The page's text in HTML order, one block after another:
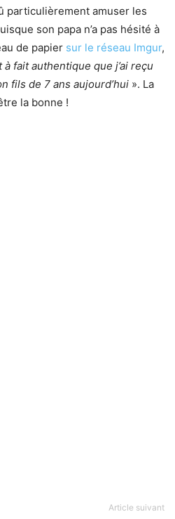
particulièrement amuser les
son papa n’a pas hésité à
de papier sur le réseau Imgur,
à fait authentique que j’ai reçu
fils de 7 ans aujourd’hui ». La
la bonne !
Article suivant